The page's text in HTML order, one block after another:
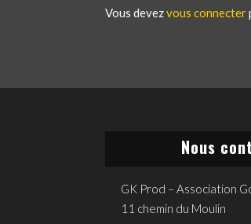
Vous devezvous connecter
Nous
GK Prod – Association
11 chemin du Moulin